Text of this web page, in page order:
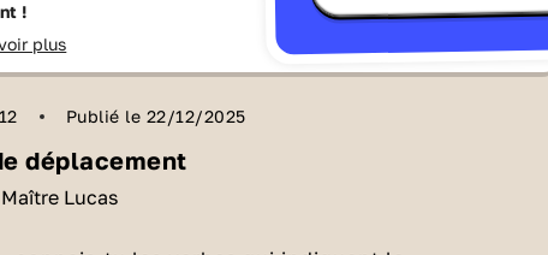
!
plus
Publié le 22/12/2025
déplacement
Lucas